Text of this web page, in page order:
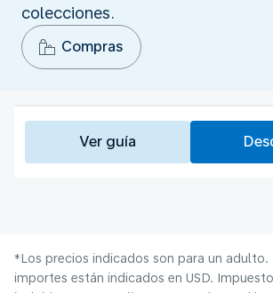
colecciones.
Compras
Ver guía
*Los precios indicados son para un adulto.
importes están indicados en USD.